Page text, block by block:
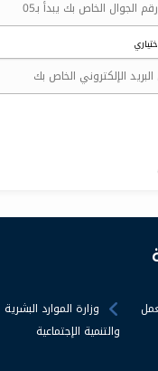
وزارة الموارد البشرية
والتنمية الإجتماعية